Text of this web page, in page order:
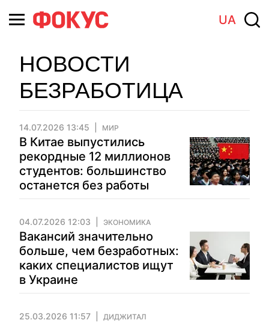
UA
НОВОСТИ
БЕЗРАБОТИЦА
14.07.2026 13:45 МИР
В Китае выпустились
рекордные 12 миллионов
студентов: большинство
останется без работы
04.07.2026 12:03 ЭКОНОМИКА
Вакансий значительно
больше, чем безработных:
каких специалистов ищут
в Украине
25.03.2026 11:57 ДИДЖИТАЛ